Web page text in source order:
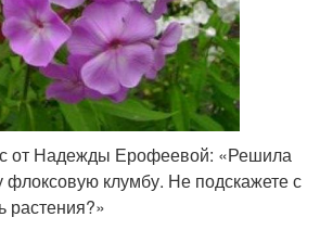
от Надежды Ерофеевой: «Решила
флоксовую клумбу. Не подскажете с
растения?»